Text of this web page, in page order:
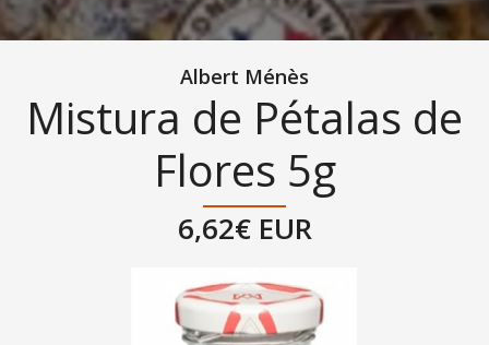
Albert Ménès
Mistura de Pétalas de
Flores 5g
6,62€ EUR